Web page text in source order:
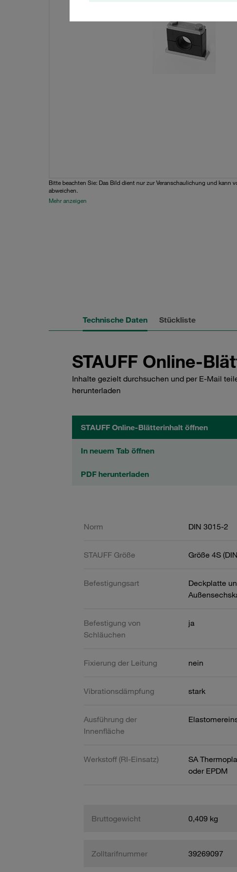
Bitte beachten Sie: Das Bild dient nur zur Veranschaulichung und kann
abweichen.
Mehr anzeigen
Technische Daten Stückliste
STAUFF Online-
Inhalte gezielt durchsuchen und per E-Mail
herunterladen
STAUFF Online-Blätterinhalt öffnen
In neuem Tab öffnen
PDF herunterladen
Norm DIN 3015-2
STAUFF Größe Größe 4S
Befestigungsart
Deckplatte
Befestigung von
Schläuchen
ja
Fixierung der Leitung nein
Vibrationsdämpfung stark
Ausführung der
Innenfläche
Werkstoff (RI-Einsatz)
SA
oder EPDM
Bruttogewicht 0,409 kg
Zolltarifnummer 39269097